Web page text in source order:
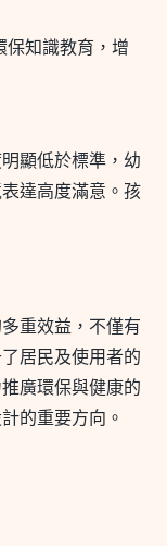
知識教育，增
顯低於標準，幼
達高度滿意。孩
重效益，不僅有
居民及使用者的
廣環保與健康的
的重要方向。